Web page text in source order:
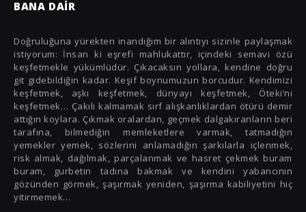
Karadağ
Küba
Macaristan
Malta
Norveç
Polonya
Portekiz
Romanya
BANA DAIR
Doğruluğuna yürekten inandığım bir alıntıyı sizinle paylaşmak
istiyorum: İnsan ki eşrefi mahlukattır, içindeki semavi özü
keşfetmekle yükümlüdür. Çıkacaksın yollara, kendine doğru
git gidebildiğin kadar. Keşif boynumuzun borcudur. Kendimizi
keşfetmek, aşkı keşfetmek, dünyayı keşfetmek, Öteki’ni
keşfetmek… Çakılı kalmamak sırf alışkanlıklardan ötürü demir
attığın koylara. Çıkmak oralardan, geçmek dalgakıranların beri
tarafına, bilmediğin memleketlere varmak, tatmadığın
yemekler yemek, sözlerini anlamadığın şarkılarla içlenmek,
risk almak, dağılmak, parçalanmak ve hasret çekmek buram
buram, gurbetin tadına bakmak ve kendini yabancının
gözünden görmek, şaşırmak yeniden, şaşırma kabiliyetini hiç
yitirmemek…